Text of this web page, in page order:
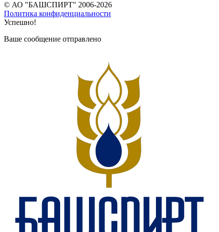
© АО "БАШСПИРТ" 2006-2026
Политика конфиденциальности
Успешно!
Ваше сообщение отправлено